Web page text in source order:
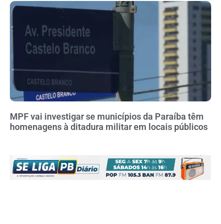
MPF vai investigar se municípios da Paraíba têm
homenagens à ditadura militar em locais públicos